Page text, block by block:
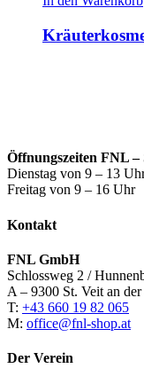
Öffnungszeiten FNL –
Dienstag von 9 – 13
Freitag von 9 – 16 Uhr
Kontakt
FNL GmbH
Schlossweg 2 /
A – 9300 St. Veit an
T: +43 660 19 82 065
M: office@fnl-shop.at
Der Verein